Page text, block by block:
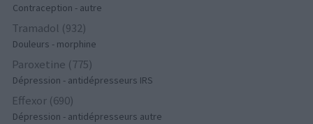
Contraception - autre
Tramadol (932)
Douleurs - morphine
Paroxetine (775)
Dépression - antidépresseurs IRS
Effexor (690)
Dépression - antidépresseurs autre